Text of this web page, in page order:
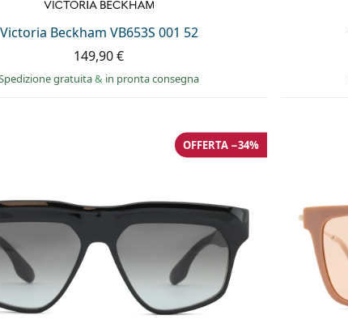
Victoria Beckham VB653S 001 52
149,90 €
gratuita& in pronta consegna
OFFERTA −34%